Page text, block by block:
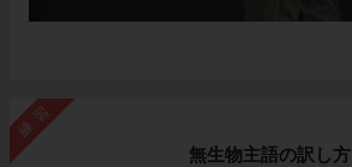
練習
無生物主語の訳し方